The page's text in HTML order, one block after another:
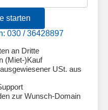
starten
030 / 36428897
an Dritte
(Miet-)Kauf
USt. aus
zur Wunsch-Domain